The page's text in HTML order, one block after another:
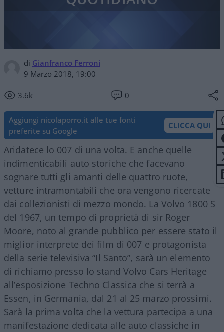
di Gianfranco Ferroni
9 Marzo 2018, 19:00
3.6k 0
Aggiungi nicolaporro.it alle tue fonti
preferite su Google
CLICCA QUI
Aridatece lo 007 di una volta. E anche quelle
indimenticabili auto storiche che facevano
sognare tutti gli amanti delle quattro ruote,
vetture intramontabili che ora vengono ricercate
dai collezionisti di mezzo mondo. La Volvo 1800 S
del 1967, un tempo di proprietà di sir Roger
Moore, noto al grande pubblico per essere stato il
miglior interprete dei film di 007 e protagonista
della serie televisiva “Il Santo”, sarà un elemento
di richiamo presso lo stand Volvo Cars Heritage
all’esposizione Techno Classica che si terrà a
Essen, in Germania, dal 21 al 25 marzo prossimi.
Sarà la prima volta che la vettura partecipa a una
manifestazione dedicata alle auto classiche in